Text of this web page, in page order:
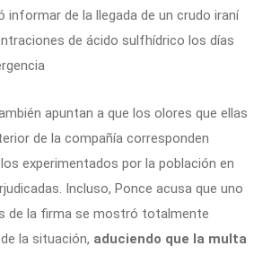
informar de la llegada de un crudo iraní
de ácido sulfhídrico los días
apuntan a que los olores que ellas
de la compañía corresponden
experimentados por la población en
Incluso, Ponce acusa que uno
de la firma se mostró totalmente
la situación, aduciendo que la multa